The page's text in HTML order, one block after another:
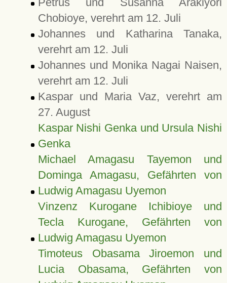
Chobioye, verehrt am 12. Juli
Johannes und Katharina Tanaka,
verehrt am 12. Juli
Johannes und Monika Nagai Naisen,
verehrt am 12. Juli
Kaspar und Maria Vaz, verehrt am
27. August
Kaspar Nishi Genka und Ursula Nishi
Genka
Michael Amagasu Tayemon und
Dominga Amagasu, Gefährten von
Ludwig Amagasu Uyemon
Vinzenz Kurogane Ichibioye und
Tecla Kurogane, Gefährten von
Ludwig Amagasu Uyemon
Timoteus Obasama Jiroemon und
Lucia Obasama, Gefährten von